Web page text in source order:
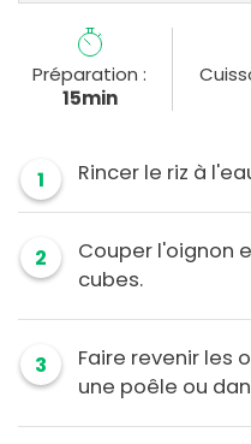
Préparation :
15min
1 Rincer le riz à
2
Couper l'oignon
cubes.
3
Faire revenir les
une poêle ou